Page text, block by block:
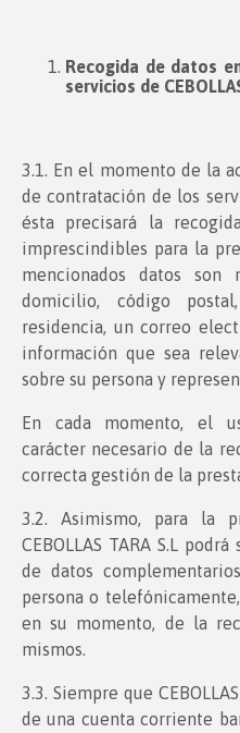
Recogida de datos
servicios de
3.1. En el momento de la
de contratación de los
ésta precisará la
imprescindibles para la
mencionados datos son
domicilio, código
residencia, un correo
información que sea
sobre su persona y
En cada momento, el
carácter necesario de la
correcta gestión de la
3.2. Asimismo, para la
CEBOLLAS TARA S.L
de datos
persona o
en su momento, de la
mismos.
3.3. Siempre que
de una cuenta corriente